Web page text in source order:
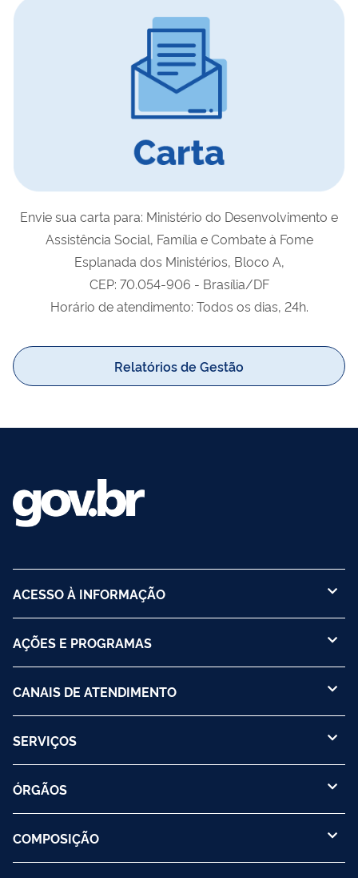
Envie sua carta para: Ministério do Desenvolvimento e
Assistência Social, Família e Combate à Fome
Esplanada dos Ministérios, Bloco A,
CEP: 70.054-906 - Brasília/DF
Horário de atendimento: Todos os dias, 24h.
Relatórios de Gestão
ACESSO À INFORMAÇÃO
AÇÕES E PROGRAMAS
CANAIS DE ATENDIMENTO
SERVIÇOS
ÓRGÃOS
COMPOSIÇÃO